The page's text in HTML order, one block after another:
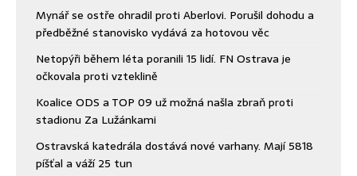
Mynář se ostře ohradil proti Aberlovi. Porušil dohodu a
předběžné stanovisko vydává za hotovou věc
Netopýři během léta poranili 15 lidí. FN Ostrava je
očkovala proti vzteklině
Koalice ODS a TOP 09 už možná našla zbraň proti
stadionu Za Lužánkami
Ostravská katedrála dostává nové varhany. Mají 5818
píšťal a váží 25 tun